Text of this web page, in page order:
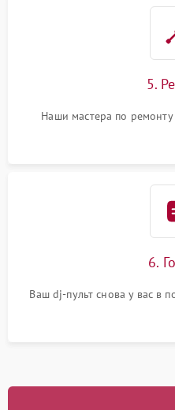
5.
Наши мастера по
6.
Ваш dj-пульт снова у вас в